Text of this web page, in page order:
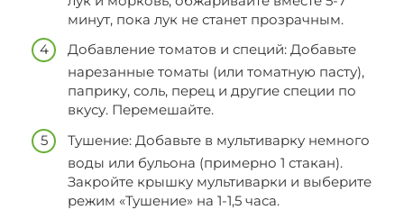
минут, пока лук не станет прозрачным.
Добавление томатов и специй: Добавьте
нарезанные томаты (или томатную пасту),
паприку, соль, перец и другие специи по
вкусу. Перемешайте.
Тушение: Добавьте в мультиварку немного
воды или бульона (примерно 1 стакан).
Закройте крышку мультиварки и выберите
режим «Тушение» на 1-1,5 часа.